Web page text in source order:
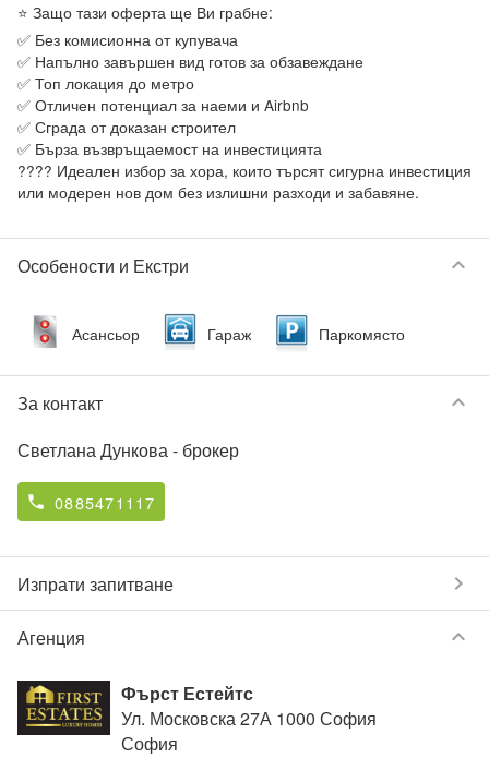
⭐ Защо тази оферта ще Ви грабне:
✅ Без комисионна от купувача
✅ Напълно завършен вид готов за обзавеждане
✅ Топ локация до метро
✅ Отличен потенциал за наеми и Airbnb
✅ Сграда от доказан строител
✅ Бърза възвръщаемост на инвестицията
???? Идеален избор за хора, които търсят сигурна инвестиция
Особености и Екстри keyboard_arrow_down
Асансьор Гараж Паркомясто
За контакт keyboard_arrow_down
Светлана Дункова- брокер
phone 0885471117
Изпрати запитване chevron_right
Агенция keyboard_arrow_down
Фърст Естейтс
Ул. Московска 27А 1000 София
София